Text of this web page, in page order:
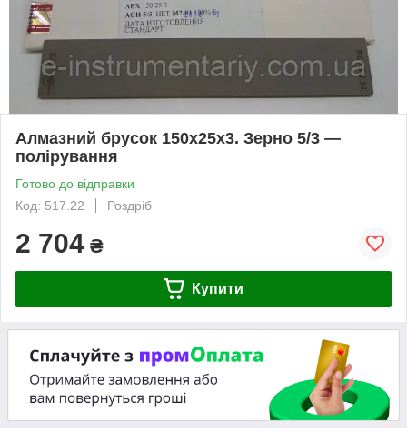
Алмазний брусок 150х25х3. Зерно 5/3 —
полірування
Готово до відправки
Код: 517.22
Роздріб
2 704 ₴
Купити